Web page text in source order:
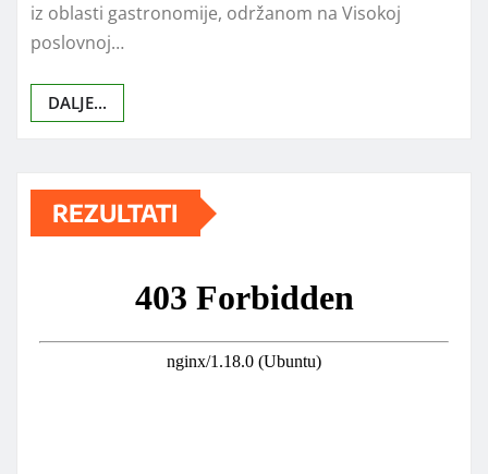
iz oblasti gastronomije, održanom na Visokoj
poslovnoj…
DALJE...
REZULTATI